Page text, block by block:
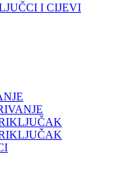
I CIJEVI